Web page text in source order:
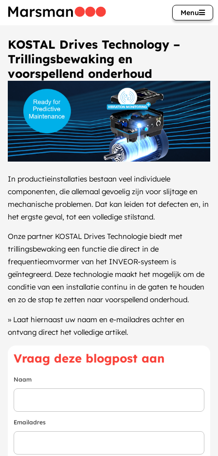
Menu
KOSTAL Drives Technology –
Trillingsbewaking en
voorspellend onderhoud
In productieinstallaties bestaan veel individuele
componenten, die allemaal gevoelig zijn voor slijtage en
mechanische problemen. Dat kan leiden tot defecten en, in
het ergste geval, tot een volledige stilstand.
Onze partner KOSTAL Drives Technologie biedt met
trillingsbewaking een functie die direct in de
frequentieomvormer van het INVEOR-systeem is
geïntegreerd. Deze technologie maakt het mogelijk om de
conditie van een installatie continu in de gaten te houden
en zo de stap te zetten naar voorspellend onderhoud.
» Laat hiernaast uw naam en e-mailadres achter en
ontvang direct het volledige artikel.
Vraag deze blogpost aan
Naam
Emailadres